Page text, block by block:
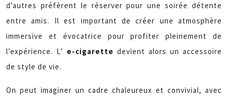
d’autres préfèrent le réserver pour une soirée détente
entre amis. Il est important de créer une atmosphère
immersive et évocatrice pour profiter pleinement de
l’expérience. L’ e-cigarette devient alors un accessoire
de style de vie.
On peut imaginer un cadre chaleureux et convivial, avec